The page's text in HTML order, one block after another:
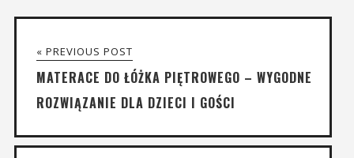
« PREVIOUS POST
MATERACE DO ŁÓŻKA PIĘTROWEGO – WYGODNE
ROZWIĄZANIE DLA DZIECI I GOŚCI